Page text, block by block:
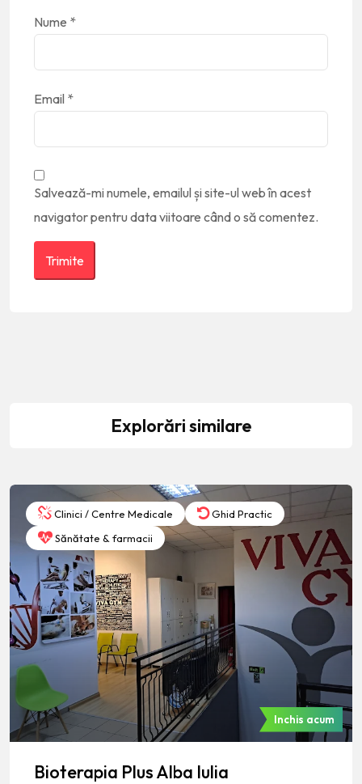
Nume *
Email *
Salvează-mi numele, emailul și site-ul web în acest
navigator pentru data viitoare când o să comentez.
Explorări similare
Clinici / Centre Medicale
Ghid Practic
Sănătate & farmacii
Inchis acum
Bioterapia Plus Alba Iulia